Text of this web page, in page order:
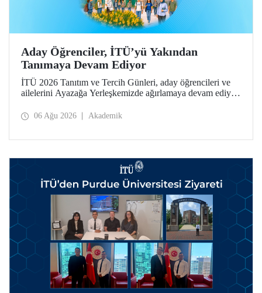
Aday Öğrenciler, İTÜ’yü Yakından
Tanımaya Devam Ediyor
İTÜ 2026 Tanıtım ve Tercih Günleri, aday öğrencileri ve
ailelerini Ayazağa Yerleşkemizde ağırlamaya devam ediyor.
ilgili fakülte ve birimler adaylara bilgi vermeye devam
06 Ağu 2026 Akademik